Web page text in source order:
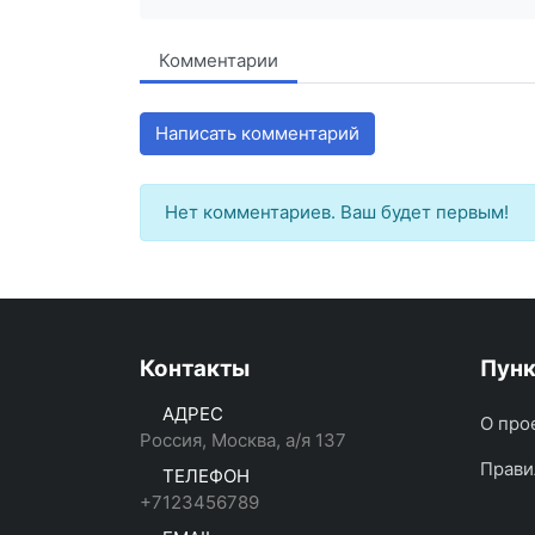
Комментарии
Написать комментарий
Нет комментариев. Ваш будет первым!
Контакты
АДРЕС
Россия, Москва, а/я 137
ТЕЛЕФОН
+7123456789
О